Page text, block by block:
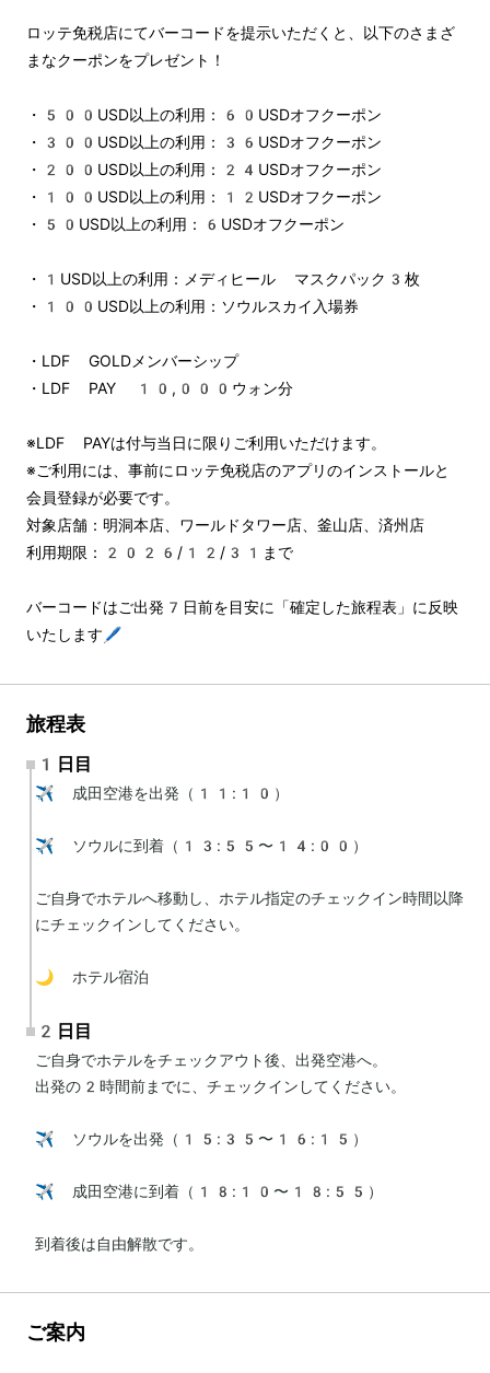
ロッテ免税店にてバーコードを提示いただくと、以下のさまざ
まなクーポンをプレゼント！
・500USD以上の利用：60USDオフクーポン
・300USD以上の利用：36USDオフクーポン
・200USD以上の利用：24USDオフクーポン
・100USD以上の利用：12USDオフクーポン
・50USD以上の利用：6USDオフクーポン
・1USD以上の利用：メディヒール マスクパック3枚
・100USD以上の利用：ソウルスカイ入場券
・LDF GOLDメンバーシップ
・LDF PAY 10,000ウォン分
※LDF PAYは付与当日に限りご利用いただけます。
※ご利用には、事前にロッテ免税店のアプリのインストールと
会員登録が必要です。
対象店舗：明洞本店、ワールドタワー店、釜山店、済州店
利用期限：2026/12/31まで
バーコードはご出発7日前を目安に「確定した旅程表」に反映
いたします🖊️
旅程表
1日目
✈️ 成田空港を出発（11:10）
✈️ ソウルに到着（13:55〜14:00）
ご自身でホテルへ移動し、ホテル指定のチェックイン時間以降
にチェックインしてください。
🌙 ホテル宿泊
2日目
ご自身でホテルをチェックアウト後、出発空港へ。
出発の2時間前までに、チェックインしてください。
✈️ ソウルを出発（15:35〜16:15）
✈️ 成田空港に到着（18:10〜18:55）
到着後は自由解散です。
ご案内